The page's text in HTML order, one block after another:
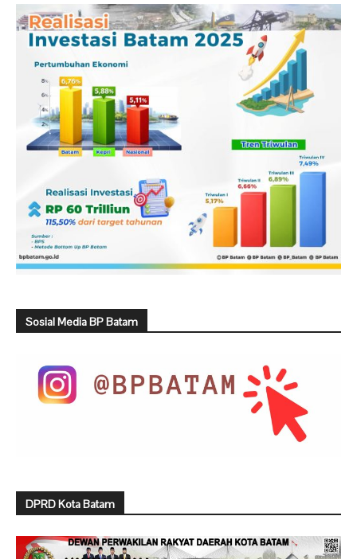
Sosial Media BP Batam
DPRD Kota Batam